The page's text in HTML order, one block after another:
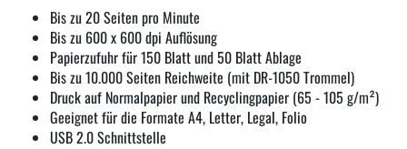
Bis zu 20 Seiten pro Minute
Bis zu 600 x 600 dpi Auflösung
Papierzufuhr für 150 Blatt und 50 Blatt Ablage
Bis zu 10.000 Seiten Reichweite (mit DR-1050 Trommel)
Druck auf Normalpapier und Recyclingpapier (65 - 105 g/m²)
Geeignet für die Formate A4, Letter, Legal, Folio
USB 2.0 Schnittstelle